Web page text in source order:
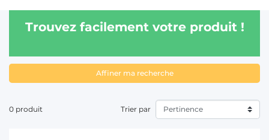
amendements aux prix les plus justes dans votre région. Une
gamme d' engrais foliaireest également disponible sur
Trouvez facilement votre produit !
Affiner ma recherche
0 produit Trier par